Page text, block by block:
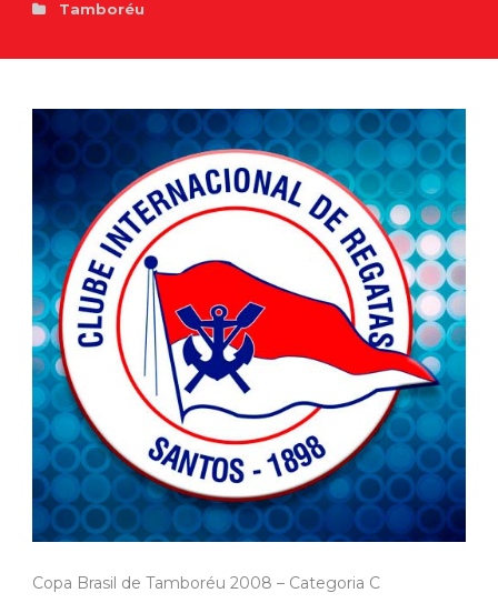
Tamboréu
Copa Brasil de Tamboréu 2008 – Categoria C